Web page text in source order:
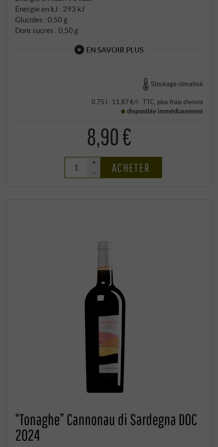
Énergie en kJ : 293 kJ
Glucides : 0,50 g
Dont sucres : 0,50 g
EN SAVOIR PLUS
Stockage climatisé
0,75 l · 11,87 €/l · TTC , plus frais d’envoi
disponible immédiatement
8,90 €
+
–
ACHETER
“Tonaghe” Cannonau di Sardegna DOC
2024